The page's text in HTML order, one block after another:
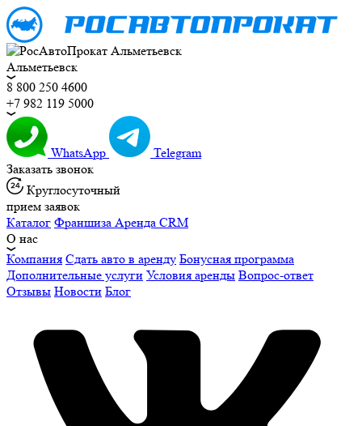
Альметьевск
8 800 250 4600
+7 982 119 5000
WhatsApp
Telegram
Заказать звонок
Круглосуточный
прием заявок
Каталог Франшиза Аренда CRM
О нас
Компания Сдать авто в аренду Бонусная программа
Дополнительные услуги Условия аренды Вопрос-ответ
Отзывы Новости Блог